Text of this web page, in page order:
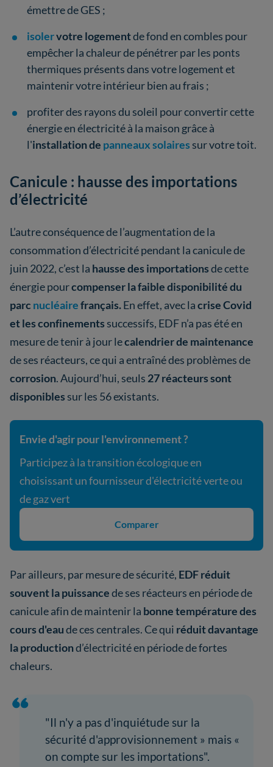
émettre de GES ;
isolervotre logementde fond en combles pour
empêcher la chaleur de pénétrer par les ponts
thermiques présents dans votre logement et
maintenir votre intérieur bien au frais ;
profiter des rayons du soleil pour convertir cette
énergie en électricité à la maison grâce à
l'installation de panneaux solaires sur votre toit.
Canicule : hausse des importations
d’électricité
L’autre conséquence de l’augmentation de la
consommation d’électricité pendant la canicule de
juin 2022, c’est la hausse des importationsde cette
énergie pourcompenser la faible disponibilité du
parc nucléairefrançais.En effet, avec lacrise Covid
et les confinements successifs, EDF n’a pas été en
mesure de tenir à jour lecalendrier de maintenance
de ses réacteurs, ce qui a entraîné des problèmes de
corrosion. Aujourd’hui, seuls 27 réacteurs sont
disponibles sur les 56 existants.
Envie d'agir pour l'environnement ?
Participez à la transition écologique en
choisissant un fournisseur d'électricité verte ou
de gaz vert
Comparer
Par ailleurs, par mesure de sécurité, EDF réduit
souvent la puissancede ses réacteurs en période de
canicule afin de maintenir la bonne température des
cours d'eaude ces centrales. Ce qui réduit davantage
la productiond’électricité en période de fortes
chaleurs.
"Il n'y a pas d'inquiétude sur la
sécurité d'approvisionnement » mais «
on compte sur les importations".